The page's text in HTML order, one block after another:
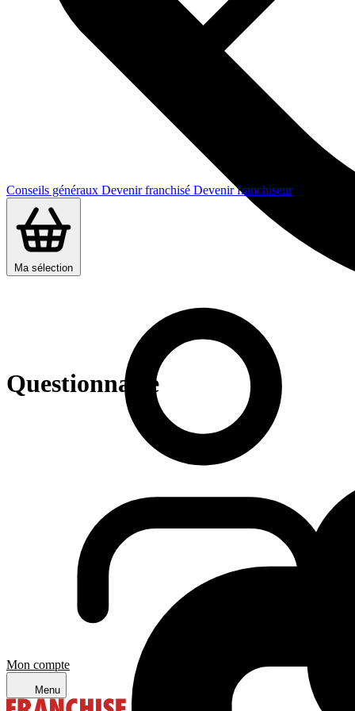
Conseils généraux Devenir franchisé Devenir franchiseur
Ma sélection
Mon compte
Menu
Questionnaire